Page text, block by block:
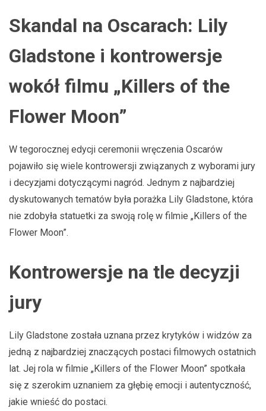
Skandal na Oscarach: Lily
Gladstone i kontrowersje
wokół filmu „Killers of the
Flower Moon”
W tegorocznej edycji ceremonii wręczenia Oscarów
pojawiło się wiele kontrowersji związanych z wyborami jury
i decyzjami dotyczącymi nagród. Jednym z najbardziej
dyskutowanych tematów była porażka Lily Gladstone, która
nie zdobyła statuetki za swoją rolę w filmie „Killers of the
Flower Moon”.
Kontrowersje na tle decyzji
jury
Lily Gladstone została uznana przez krytyków i widzów za
jedną z najbardziej znaczących postaci filmowych ostatnich
lat. Jej rola w filmie „Killers of the Flower Moon” spotkała
się z szerokim uznaniem za głębię emocji i autentyczność,
jakie wnieść do postaci.